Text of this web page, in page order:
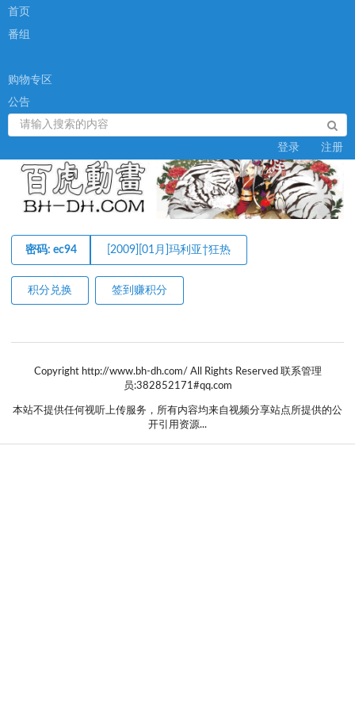
首页
番组
购物专区
公告
登录 注册
密码: ec94 [2009][01月]玛利亚†狂热
积分兑换 签到赚积分
Copyright http://www.bh-dh.com/ All Rights Reserved 联系管理
员:382852171#qq.com
本站不提供任何视听上传服务，所有内容均来自视频分享站点所提供的公
开引用资源...